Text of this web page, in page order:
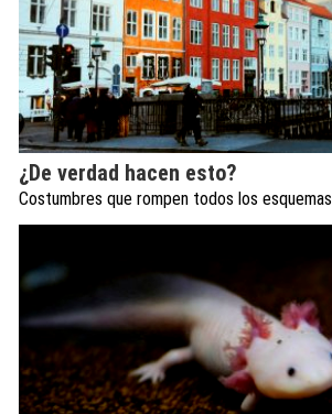
¿De verdad hacen esto?
Costumbres que rompen todos los esquemas